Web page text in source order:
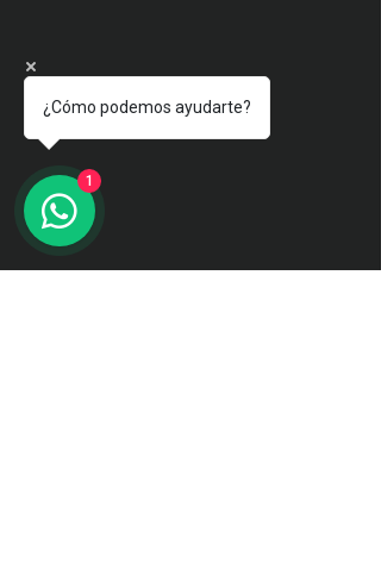
¿Cómo podemos ayudarte?
1